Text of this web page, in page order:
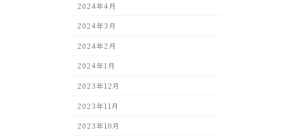
2024年4月
2024年3月
2024年2月
2024年1月
2023年12月
2023年11月
2023年10月